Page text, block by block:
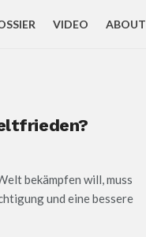
VIDEO ABOUT
bekämpfen will, muss
und eine bessere